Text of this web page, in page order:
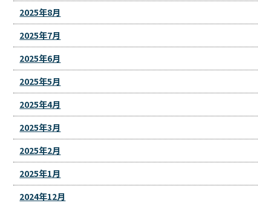
2025年8月
2025年7月
2025年6月
2025年5月
2025年4月
2025年3月
2025年2月
2025年1月
2024年12月